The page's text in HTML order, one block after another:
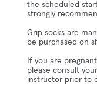
the scheduled
strongly
Grip socks are
be purchased on
If you are
please consult
instructor prior to